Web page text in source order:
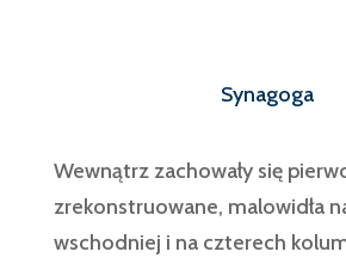
Synagoga
Wewnątrz zachowały się
zrekonstruowane, malowidła
wschodniej i na czterech